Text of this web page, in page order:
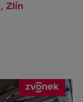
Zlín